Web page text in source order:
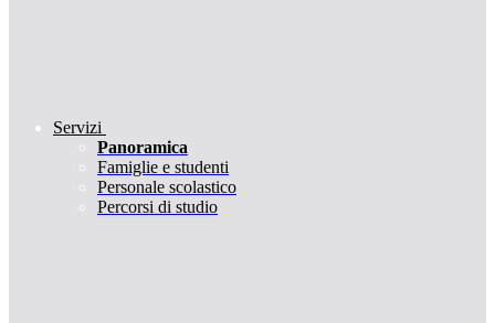
Servizi
Panoramica
Famiglie e studenti
Personale scolastico
Percorsi di studio